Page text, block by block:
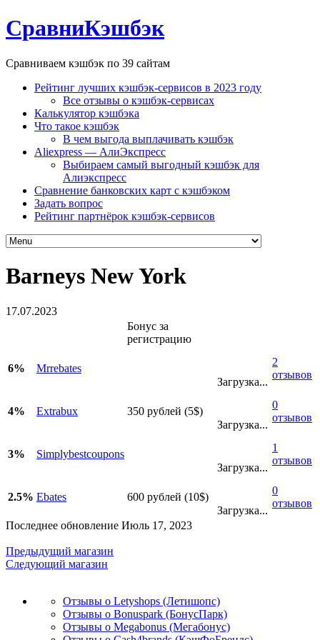
СравниКэшбэк
Сравниваем кэшбэк по 39 сайтам
Рейтинг лучших кэшбэк-сервисов в 2023 году
Все отзывы о кэшбэк-сервисах
Калькулятор кэшбэка
Что такое кэшбэк
В чем выгода выплачивать кэшбэк
Aliexpress — АлиЭкспресс
Выбираем самый выгодный кэшбэк для
Алиэкспресс
Сравнение банковских карт с кэшбэком
Задать вопрос
Рейтинг партнёрок кэшбэк-сервисов
Barneys New York
17.07.2023
Бонус за
регистрацию
6%
Mrrebates
Загрузка...
2
отзывов
4% Extrabux
350 рублей (5$)
Загрузка...
0
отзывов
3%
Simplybestcoupons
Загрузка...
1
отзывов
2.5% Ebates
600 рублей (10$)
Загрузка...
0
отзывов
Последнее обновление Июль 17, 2023
Предыдущий магазин
Следующий магазин
Отзывы о Letyshops (Летишопс)
Отзывы о Bonuspark (БонусПарк)
Отзывы о Megabonus (Мегабонус)